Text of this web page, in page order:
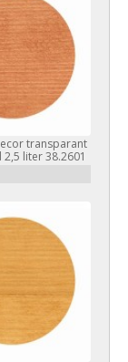
transparant
liter 38.2601